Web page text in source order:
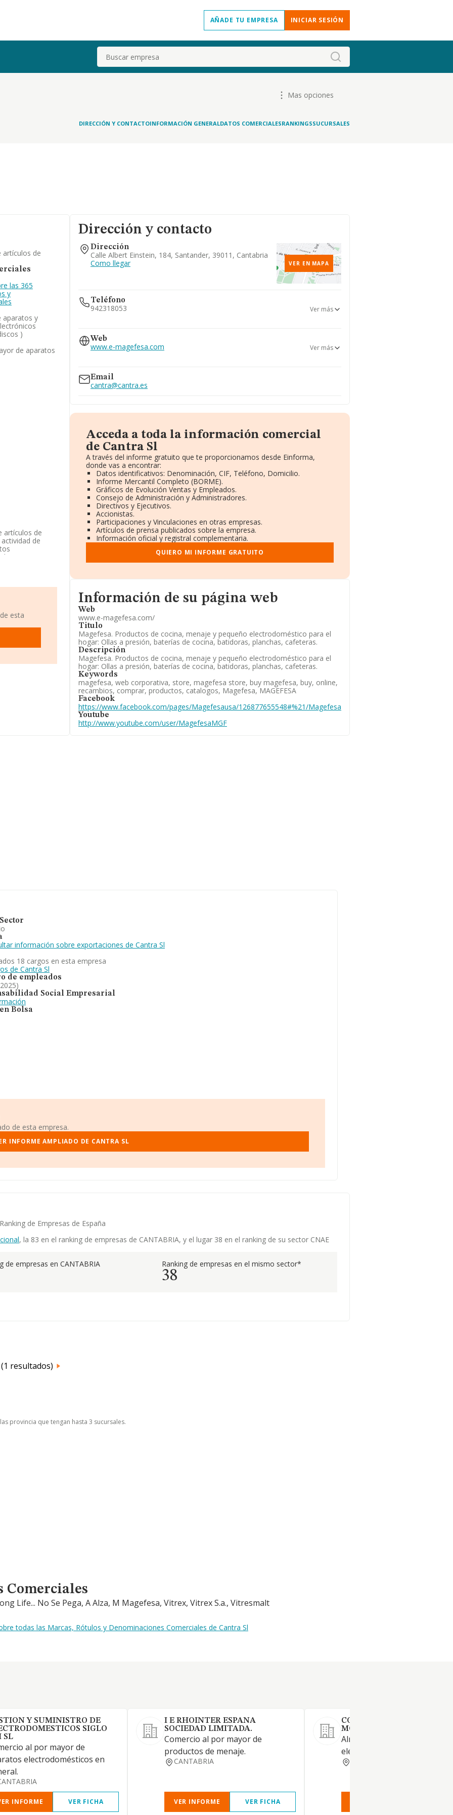
AÑADE TU EMPRESA INICIAR SESIÓN
Buscar
Mas opciones
DIRECCIÓN Y CONTACTOINFORMACIÓN GENERALDATOS COMERCIALESRANKINGSSUCURSALES
artículos de
las 365
y
aparatos y
)
de aparatos
artículos de
de
y
existentes en
por encima de
a los
hasta 22
ranking de
S.L
que están
nacional,
esta
Dirección y contacto
Dirección
Calle Albert Einstein, 184, Santander, 39011, Cantabria
Como llegar
VER EN MAPA
Teléfono
942318053
942360273
942318063
Ver más
Web
www.e-magefesa.com
www.magefesausa.com
Ver más
Email
cantra@cantra.es
Acceda a toda la información comercial
de Cantra Sl
A través del informe gratuito que te proporcionamos desde Einforma,
donde vas a encontrar:
Datos identificativos: Denominación, CIF, Teléfono, Domicilio.
Informe Mercantil Completo (BORME).
Gráficos de Evolución Ventas y Empleados.
Consejo de Administración y Administradores.
Directivos y Ejecutivos.
Accionistas.
Participaciones y Vinculaciones en otras empresas.
Artículos de prensa publicados sobre la empresa.
Información oficial y registral complementaria.
QUIERO MI INFORME GRATUITO
Informacion de su página web
Información de su página web
Web
www.e-magefesa.com/
Titulo
Magefesa. Productos de cocina, menaje y pequeño electrodoméstico para el
hogar: Ollas a presión, baterías de cocina, batidoras, planchas, cafeteras.
Descripción
Magefesa. Productos de cocina, menaje y pequeño electrodoméstico para el
hogar: Ollas a presión, baterías de cocina, batidoras, planchas, cafeteras.
Keywords
magefesa, web corporativa, store, magefesa store, buy magefesa, buy, online,
recambios, comprar, productos, catalogos, Magefesa, MAGEFESA
Facebook
https://www.facebook.com/pages/Magefesausa/126877655548#%21/Magefesa
Youtube
http://www.youtube.com/user/MagefesaMGF
información sobre exportaciones de Cantra Sl
18 cargos en esta empresa
de Cantra Sl
de empleados
Social Empresarial
Bolsa
de esta empresa.
INFORME AMPLIADO DE CANTRA SL
de Empresas de España
, la 83 en el ranking de empresas de CANTABRIA, y el lugar 38 en el ranking de su sector CNAE
de empresas en CANTABRIA Ranking de empresas en el mismo sector*
38
resultados)
provincia que tengan hasta 3 sucursales.
Comerciales
Life... No Se Pega, A Alza, M Magefesa, Vitrex, Vitrex S.a., Vitresmalt
todas las Marcas, Rótulos y Denominaciones Comerciales de Cantra Sl
Y SUMINISTRO DE
SIGLO
SL
al por mayor de
electrodomésticos en
INFORME VER FICHA
I E RHOINTER ESPANA
SOCIEDAD LIMITADA.
Comercio al por mayor de
productos de menaje.
CANTABRIA
VER INFORME VER FICHA
COMPONENTES
MONTAÑESES SA
Almacén mayorista de
eléctrico e iluminación.